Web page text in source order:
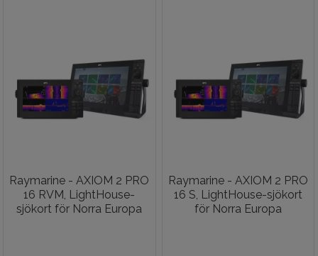
Raymarine - AXIOM 2 PRO
16 RVM, LightHouse-
sjökort för Norra Europa
Raymarine - AXIOM 2 PRO
16 S, LightHouse-sjökort
för Norra Europa